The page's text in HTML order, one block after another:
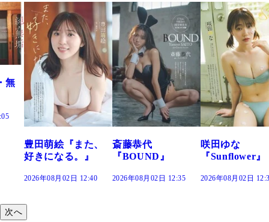
斎藤恭代
『BOUND』
2026年08月02日 12:35
咲田ゆな
『Sunflower』
2026年08月02日 12:30
藤水咲桜『花
だまり』
2026年08月02日
次へ